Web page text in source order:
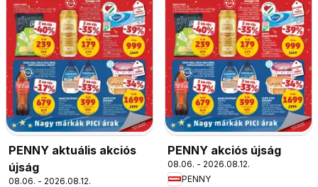
PENNY aktuális akciós
újság
08.06. - 2026.08.12.
PENNY akciós újság
08.06. - 2026.08.12.
PENNY